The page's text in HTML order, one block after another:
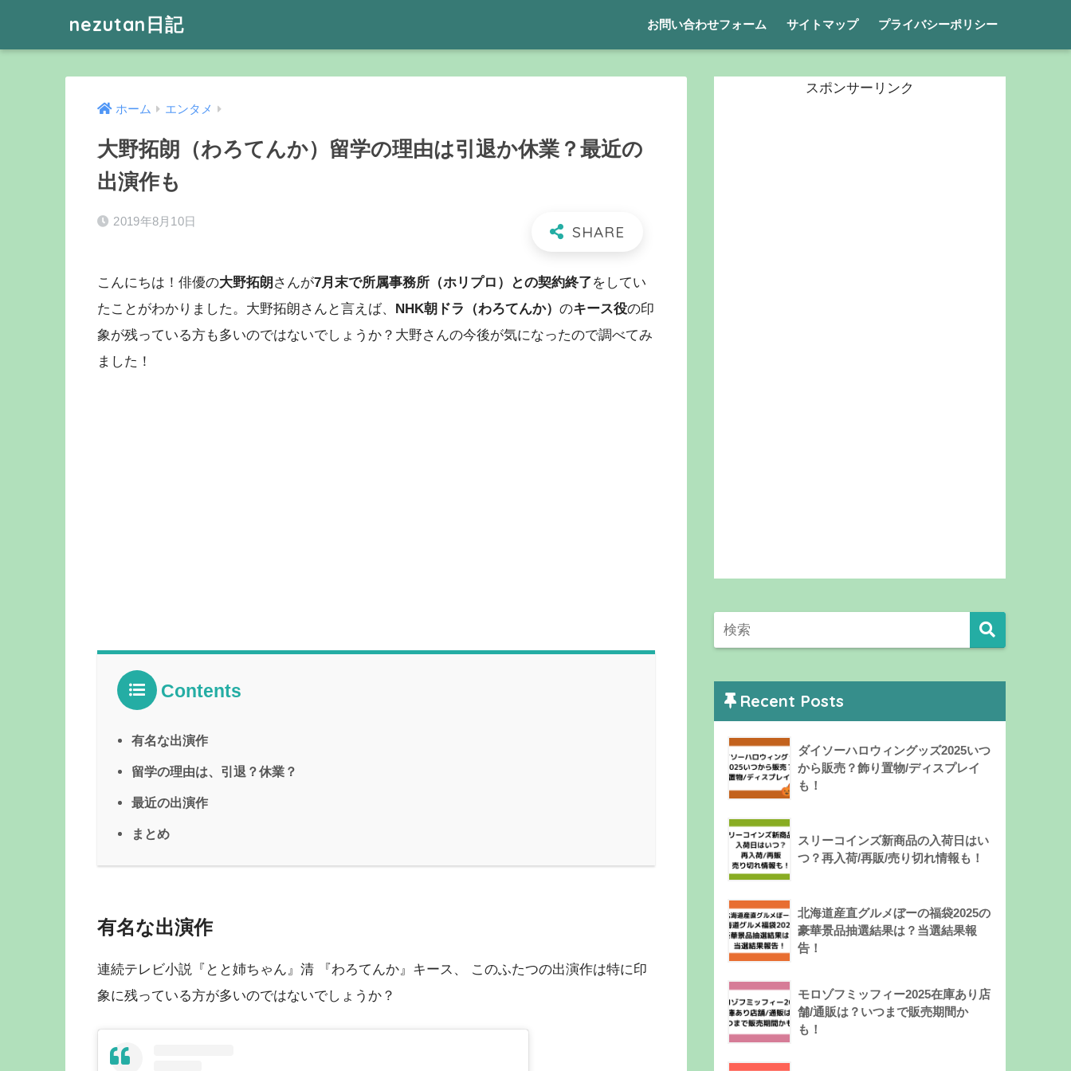
nezutan日記 お問い合わせフォーム サイトマップ プライバシーポリシー
ホーム エンタメ
大野拓朗（わろてんか）留学の理由は引退か休業？最近の
出演作も
2019年8月10日
こんにちは！俳優の大野拓朗 さんが7月末で所属事務所（ホリプロ）との契約終了 をしてい
たことがわかりました。大野拓朗さんと言えば、 NHK朝ドラ（わろてんか） のキース役の印
象が残っている方も多いのではないでしょうか？大野さんの今後が気になったので調べてみ
ました！
Contents
有名な出演作
留学の理由は、引退？休業？
最近の出演作
まとめ
有名な出演作
連続テレビ小説『とと姉ちゃん』清 『わろてんか』キース、 このふたつの出演作は特に印
象に残っている方が多いのではないでしょうか？
スポンサーリンク
Recent Posts
ダイソーハロウィングッズ2025いつ
から販売？飾り置物/ディスプレイ
も！
スリーコインズ新商品の入荷日はい
つ？再入荷/再販/売り切れ情報も！
北海道産直グルメぼーの福袋2025の
豪華景品抽選結果は？当選結果報
告！
モロゾフミッフィー2025在庫あり店
舗/通販は？いつまで販売期間か
も！